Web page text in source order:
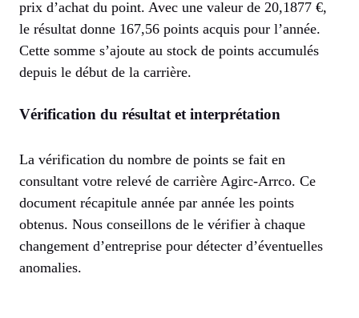
prix d’achat du point. Avec une valeur de 20,1877 €,
le résultat donne 167,56 points acquis pour l’année.
Cette somme s’ajoute au stock de points accumulés
depuis le début de la carrière.
Vérification du résultat et interprétation
La vérification du nombre de points se fait en
consultant votre relevé de carrière Agirc-Arrco. Ce
document récapitule année par année les points
obtenus. Nous conseillons de le vérifier à chaque
changement d’entreprise pour détecter d’éventuelles
anomalies.